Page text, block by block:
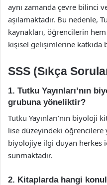
aynı zamanda çevre bilinci
aşılamaktadır. Bu nedenle,
kaynakları, öğrencilerin
kişisel gelişimlerine katkıda
SSS (Sıkça
1. Tutku Yayınları’nın
grubuna yöneliktir?
Tutku Yayınları’nın biyoloji
lise düzeyindeki öğrencilere
biyolojiye ilgi duyan herkes
sunmaktadır.
2. Kitaplarda hangi